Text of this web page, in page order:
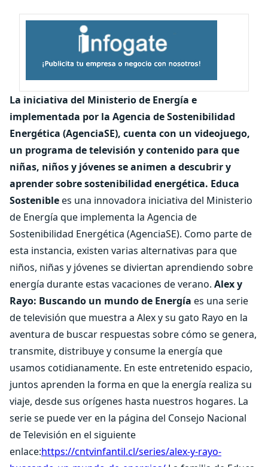
La iniciativa del Ministerio de Energía e
implementada por la Agencia de Sostenibilidad
Energética (AgenciaSE), cuenta con un videojuego,
un programa de televisión y contenido para que
niñas, niños y jóvenes se animen a descubrir y
aprender sobre sostenibilidad energética. Educa
Sosteniblees una innovadora iniciativa del Ministerio
de Energía que implementa la Agencia de
Sostenibilidad Energética (AgenciaSE). Como parte de
esta instancia, existen varias alternativas para que
niños, niñas y jóvenes se diviertan aprendiendo sobre
energía durante estas vacaciones de verano. Alex y
Rayo: Buscando un mundo de Energía es una serie
de televisión que muestra a Alex y su gato Rayo en la
aventura de buscar respuestas sobre cómo se genera,
transmite, distribuye y consume la energía que
usamos cotidianamente. En este entretenido espacio,
juntos aprenden la forma en que la energía realiza su
viaje, desde sus orígenes hasta nuestros hogares. La
serie se puede ver en la página del Consejo Nacional
de Televisión en el siguiente
enlace:https://cntvinfantil.cl/series/alex-y-rayo-